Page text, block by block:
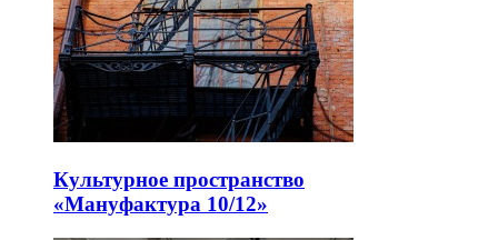
Культурное пространство
«Мануфактура 10/12»